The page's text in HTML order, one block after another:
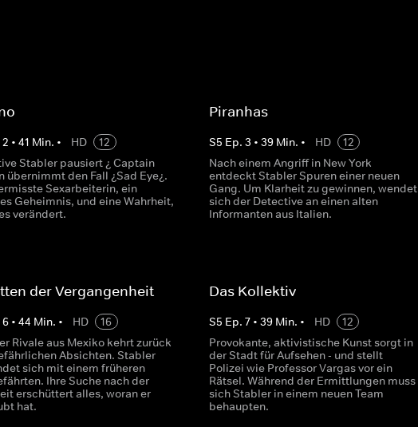
2 •41 Min. • HD
12
Stabler pausiert ¿ Captain
übernimmt den Fall ¿Sad Eye¿.
Sexarbeiterin, ein
Geheimnis, und eine Wahrheit,
verändert.
Piranhas
S5 Ep. 3 • 39Min. • HD
12
Nach einem Angriff in New York
entdeckt Stabler Spuren einer neuen
Gang. Um Klarheit zu gewinnen, wendet
sich der Detective an einen alten
Informanten aus Italien.
der Vergangenheit
6 •44 Min. • HD
16
Rivale aus Mexiko kehrt zurück
Absichten. Stabler
sich mit einem früheren
Ihre Suche nach der
erschüttert alles, woran er
hat.
Das Kollektiv
S5 Ep. 7• 39Min. • HD
12
Provokante, aktivistische Kunst sorgt in
der Stadt für Aufsehen - und stellt
Polizei wie Professor Vargas vor ein
Rätsel. Während der Ermittlungen muss
sich Stabler in einem neuen Team
behaupten.